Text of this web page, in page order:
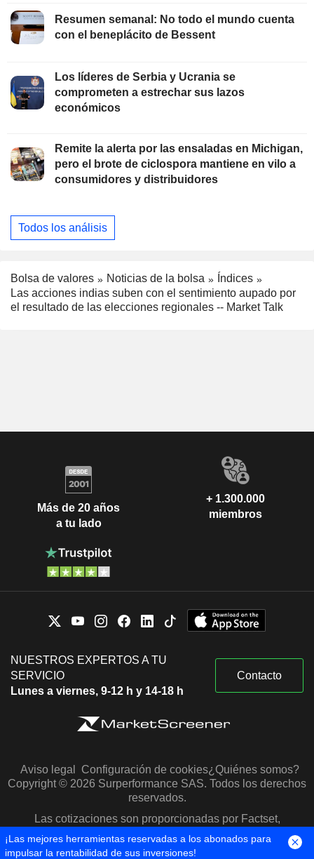
Resumen semanal: No todo el mundo cuenta
con el beneplácito de Bessent
Los líderes de Serbia y Ucrania se
comprometen a estrechar sus lazos
económicos
Remite la alerta por las ensaladas en Michigan,
pero el brote de ciclospora mantiene en vilo a
consumidores y distribuidores
Todos los análisis
Bolsa de valores Noticias de la bolsa
Índices
Las acciones indias suben con el sentimiento aupado por
el resultado de las elecciones regionales -- Market Talk
Más de 20 años
a tu lado
+ 1.300.000
miembros
NUESTROS EXPERTOS A TU
SERVICIO
Lunes a viernes, 9-12 h y 14-18 h
Contacto
Aviso legal Configuración de cookies¿Quiénes somos?
Copyright © 2026 Surperformance SAS. Todos los derechos
reservados.
Las cotizaciones son proporcionadas por Factset,
Morningstar y S&P Capital IQ
¡Las mejores herramientas reservadas a los abonados para
impulsar la rentabilidad de sus inversiones!